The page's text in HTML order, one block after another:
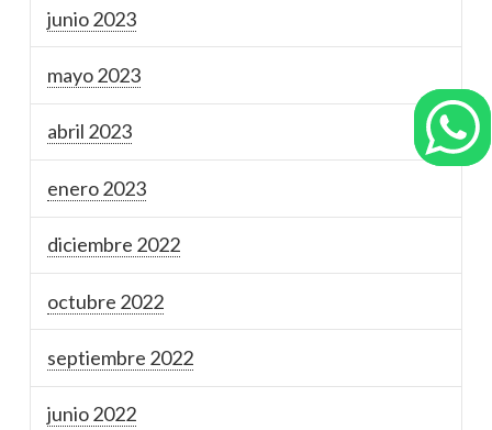
junio 2023
mayo 2023
abril 2023
enero 2023
diciembre 2022
octubre 2022
septiembre 2022
junio 2022